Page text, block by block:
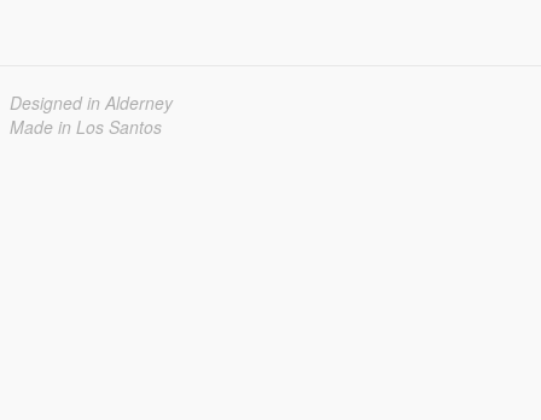
Designed in Alderney
Made in Los Santos